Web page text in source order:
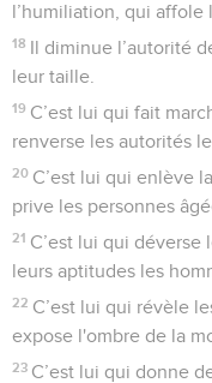
l’humiliation, qui affole
18 Il diminue l’autorité
leur taille.
19 C’est lui qui fait
renverse les autorités
20 C’est lui qui enlève
prive les personnes
21 C’est lui qui déverse
leurs aptitudes les
22 C’est lui qui révèle
expose l'ombre de la
23 C’est lui qui donne